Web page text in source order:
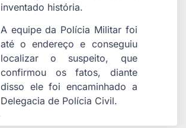
inventado história.
A equipe da Polícia Militar foi
até o endereço e conseguiu
localizar o suspeito, que
confirmou os fatos, diante
disso ele foi encaminhado a
Delegacia de Polícia Civil.